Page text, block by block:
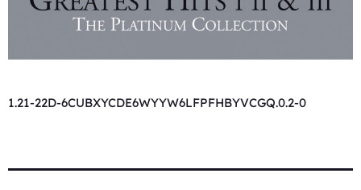
1.21-22D-6CUBXYCDE6WYYW6LFPFHBYVCGQ.0.2-0